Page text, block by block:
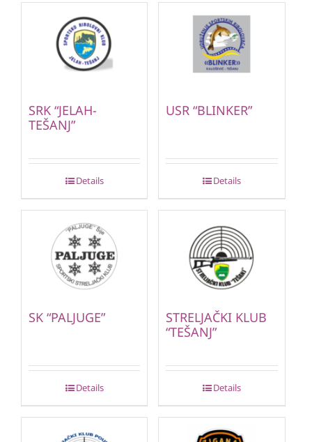
SRK “JELAH-
TEŠANJ”
Details
USR “BLINKER”
Details
SK “PALJUGE”
Details
STRELJAČKI KLUB
“TEŠANJ”
Details